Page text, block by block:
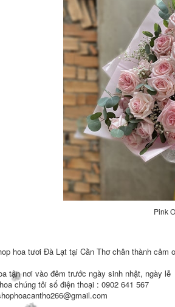
Pink
hoa tươi Đà Lạt tại Cần Thơ chân thành cảm
tận nơi vào đêm trước ngày sinh nhật, ngày
chúng tôi số điện thoại : 0902 641 567